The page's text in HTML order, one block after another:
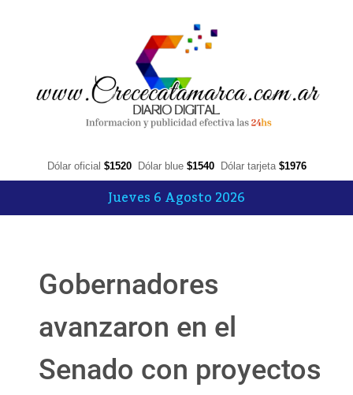
Dólar oficial $1520 Dólar blue $1540 Dólar tarjeta $1976
Jueves 6 Agosto 2026
Gobernadores
avanzaron en el
Senado con proyectos